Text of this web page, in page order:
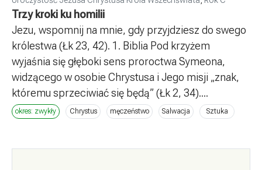
Trzy kroki ku homilii
Jezu, wspomnij na mnie, gdy przyjdziesz do swego
królestwa (Łk 23, 42). 1. Biblia Pod krzyżem
wyjaśnia się głęboki sens proroctwa Symeona,
widzącego w osobie Chrystusa i Jego misji „znak,
któremu sprzeciwiać się będą” (Łk 2, 34)....
okres: zwykły Chrystus męczeństwo Salwacja Sztuka